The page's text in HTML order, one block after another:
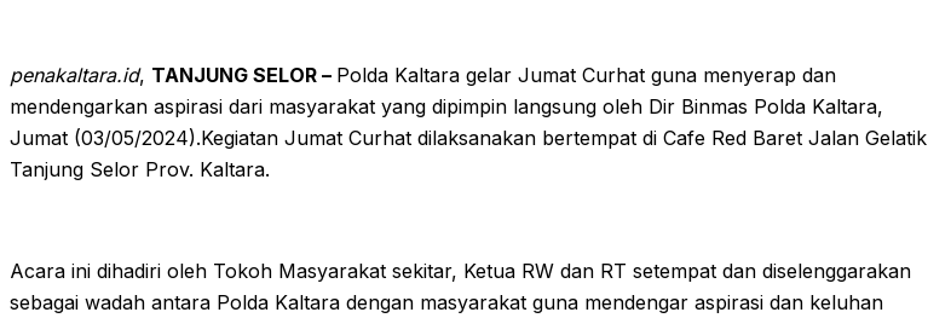
penakaltara.id, TANJUNG SELOR – Polda Kaltara gelar Jumat Curhat guna menyerap dan
mendengarkan aspirasi dari masyarakat yang dipimpin langsung oleh Dir Binmas Polda Kaltara,
Jumat (03/05/2024).Kegiatan Jumat Curhat dilaksanakan bertempat di Cafe Red Baret Jalan Gelatik
Tanjung Selor Prov. Kaltara.
Acara ini dihadiri oleh Tokoh Masyarakat sekitar, Ketua RW dan RT setempat dan diselenggarakan
sebagai wadah antara Polda Kaltara dengan masyarakat guna mendengar aspirasi dan keluhan